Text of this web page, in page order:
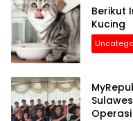
Berikut
Kucing
Operasi